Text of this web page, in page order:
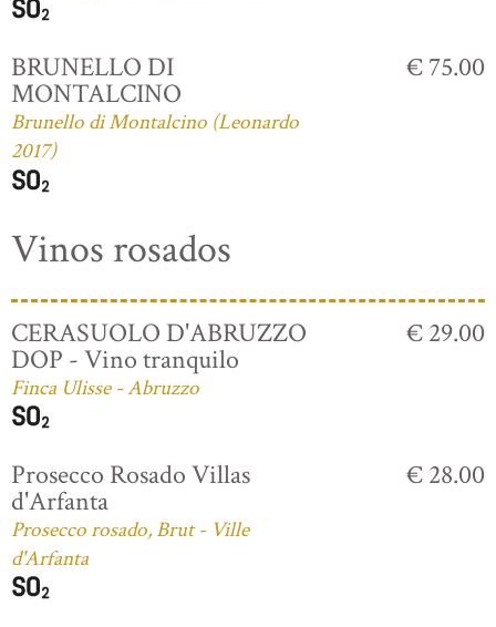
BRUNELLO DI
MONTALCINO
Brunello di Montalcino (Leonardo
2017)
€ 75.00
Vinos rosados
CERASUOLO D'ABRUZZO
DOP - Vino tranquilo
Finca Ulisse - Abruzzo
€ 29.00
Prosecco Rosado Villas
d'Arfanta
Prosecco rosado, Brut - Ville
d'Arfanta
€ 28.00